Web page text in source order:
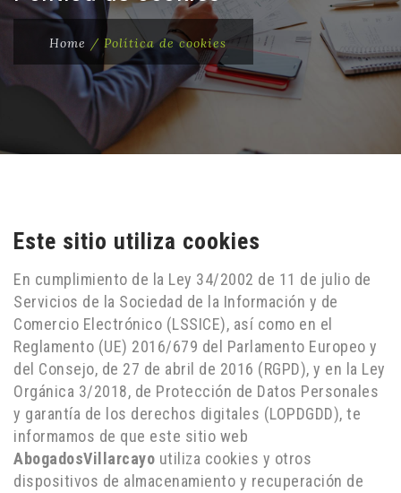
Home / Política de cookies
Este sitio utiliza cookies
En cumplimiento de la Ley 34/2002 de 11 de julio de
Servicios de la Sociedad de la Información y de
Comercio Electrónico (LSSICE), así como en el
Reglamento (UE) 2016/679 del Parlamento Europeo y
del Consejo, de 27 de abril de 2016 (RGPD), y en la Ley
Orgánica 3/2018, de Protección de Datos Personales
y garantía de los derechos digitales (LOPDGDD), te
informamos de que este sitio web
AbogadosVillarcayo utiliza cookies y otros
dispositivos de almacenamiento y recuperación de